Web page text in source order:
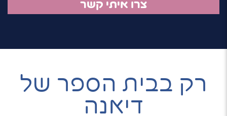
רק בבית הספר של
דיאנה